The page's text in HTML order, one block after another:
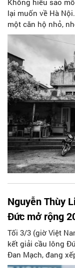
lại muốn về Hà
một căn hộ nhỏ,
xanh mướt mát,
gió sông Hồng và
Nguyễn Thùy
Đức mở rộng
Tối 3/3 (giờ Việt
kết giải cầu lông
Đan Mạch, đang
trong sự nghiệp